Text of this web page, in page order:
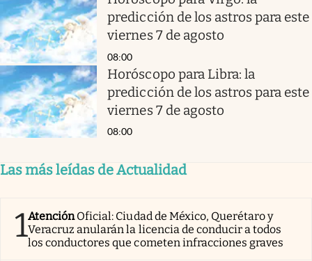
predicción de los astros para este
viernes 7 de agosto
08:00
Horóscopo para Libra: la
predicción de los astros para este
viernes 7 de agosto
08:00
Las más leídas de Actualidad
1AtenciónOficial: Ciudad de México, Querétaro y
Veracruz anularán la licencia de conducir a todos
los conductores que cometen infracciones graves